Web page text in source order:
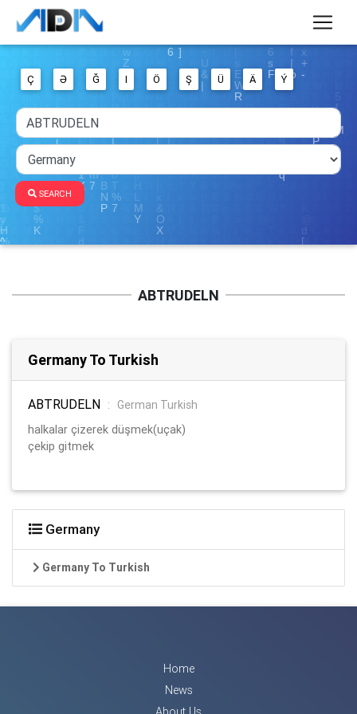
Ç Ə Ğ I Ö Ş Ü Ä Ý
SEARCH
ABTRUDELN
Germany To Turkish
ABTRUDELN :
German Turkish
halkalar çizerek düşmek(uçak)
çekip gitmek
Germany
Germany To Turkish
Home
News